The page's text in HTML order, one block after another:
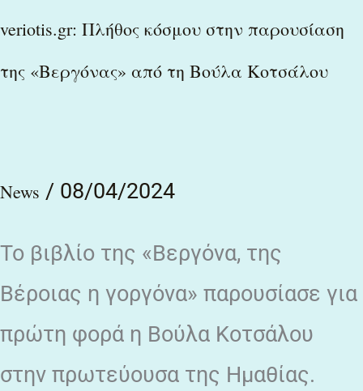
veriotis.gr: Πλήθος κόσμου στην παρουσίαση
της «Βεργόνας» από τη Βούλα Κοτσάλου
News / 08/04/2024
Το βιβλίο της «Βεργόνα, της
Βέροιας η γοργόνα» παρουσίασε για
πρώτη φορά η Βούλα Κοτσάλου
στην πρωτεύουσα της Ημαθίας.
από
Βούλα